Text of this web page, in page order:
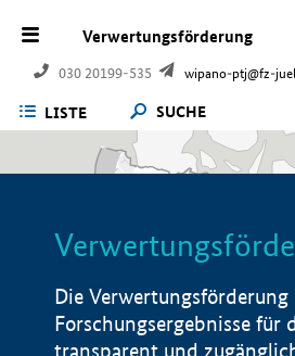
Verwertungsförderung
030 20199-535 wipano-ptj@fz-
LISTE SUCHE
Die
Forschungsergebnisse für
transparent und